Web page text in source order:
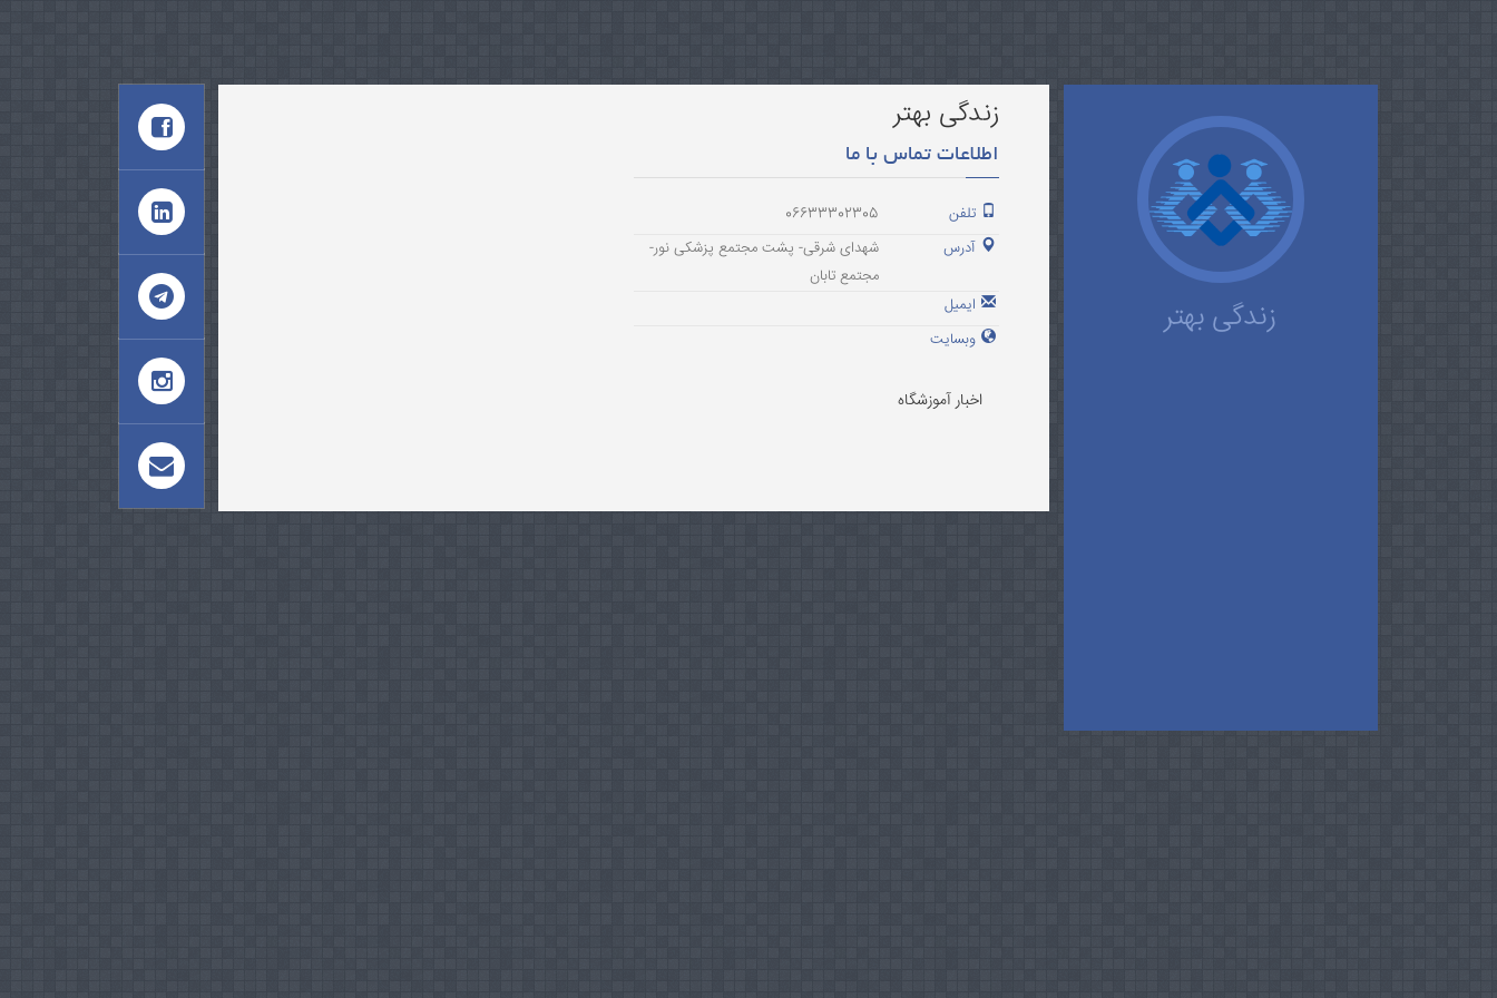
زندگی بهتر
زندگی بهتر
اطلاعات تماس با ما
تلفن
06633302305
آدرس
شهدای شرقی- پشت مجتمع پزشکی نور-
مجتمع تابان
ایمیل
وبسایت
اخبار آموزشگاه